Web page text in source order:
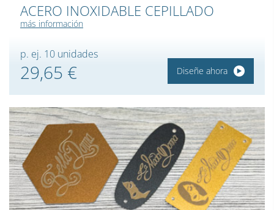
ACERO INOXIDABLE CEPILLADO
más información
p. ej. 10 unidades
29,65 € Diseñe ahora